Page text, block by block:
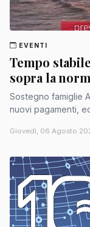
EVENTI
Tempo
sopra la
Sostegno famiglie
nuovi pagamenti,
Giovedì, 06 Agosto